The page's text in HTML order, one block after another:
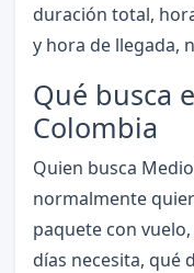
duración total,
y hora de llegada,
Qué busca
Colombia
Quien busca
normalmente
paquete con
días necesita, qué